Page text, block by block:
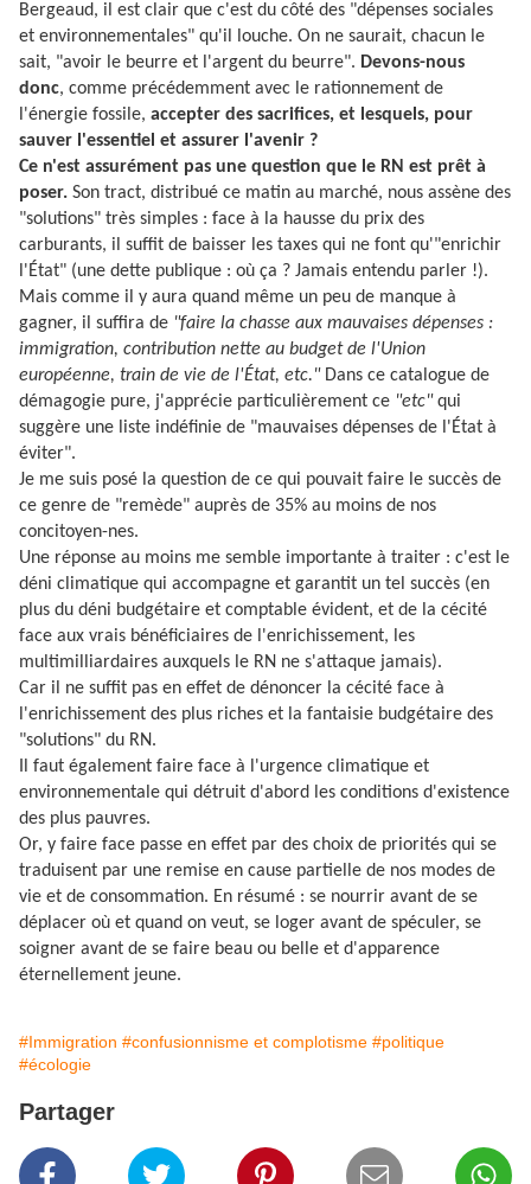
Bergeaud, il est clair que c'est du côté des "dépenses sociales
et environnementales" qu'il louche. On ne saurait, chacun le
sait, "avoir le beurre et l'argent du beurre". Devons-nous
donc, comme précédemment avec le rationnement de
l'énergie fossile, accepter des sacrifices, et lesquels, pour
sauver l'essentiel et assurer l'avenir ?
Ce n'est assurément pas une question que le RN est prêt à
poser. Son tract, distribué ce matin au marché, nous assène des
"solutions" très simples : face à la hausse du prix des
carburants, il suffit de baisser les taxes qui ne font qu'"enrichir
l'État" (une dette publique : où ça ? Jamais entendu parler !).
Mais comme il y aura quand même un peu de manque à
gagner, il suffira de "faire la chasse aux mauvaises dépenses :
immigration, contribution nette au budget de l'Union
européenne, train de vie de l'État, etc." Dans ce catalogue de
démagogie pure, j'apprécie particulièrement ce "etc" qui
suggère une liste indéfinie de "mauvaises dépenses de l'État à
éviter".
Je me suis posé la question de ce qui pouvait faire le succès de
ce genre de "remède" auprès de 35% au moins de nos
concitoyen-nes.
Une réponse au moins me semble importante à traiter : c'est le
déni climatique qui accompagne et garantit un tel succès (en
plus du déni budgétaire et comptable évident, et de la cécité
face aux vrais bénéficiaires de l'enrichissement, les
multimilliardaires auxquels le RN ne s'attaque jamais).
Car il ne suffit pas en effet de dénoncer la cécité face à
l'enrichissement des plus riches et la fantaisie budgétaire des
"solutions" du RN.
Il faut également faire face à l'urgence climatique et
environnementale qui détruit d'abord les conditions d'existence
des plus pauvres.
Or, y faire face passe en effet par des choix de priorités qui se
traduisent par une remise en cause partielle de nos modes de
vie et de consommation. En résumé : se nourrir avant de se
déplacer où et quand on veut, se loger avant de spéculer, se
soigner avant de se faire beau ou belle et d'apparence
éternellement jeune.
#Immigration #confusionnisme et complotisme #politique
#écologie
Partager